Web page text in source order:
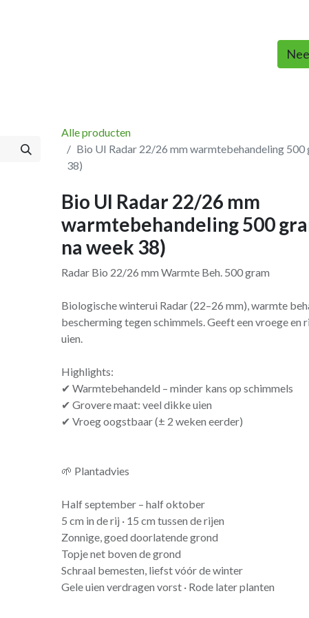
Alle producten
Bio UI Radar 22/26 mm warmtebehandeling 500
38)
Bio UI Radar 22/26 mm
warmtebehandeling 500
na week 38)
Radar Bio 22/26 mm Warmte Beh. 500 gram
Biologische winterui Radar (22–26 mm), warmte
bescherming tegen schimmels. Geeft een vroege
uien.
Highlights:
✔ Warmtebehandeld – minder kans op schimmels
✔ Grovere maat: veel dikke uien
✔ Vroeg oogstbaar (± 2 weken eerder)
🌱 Plantadvies
Half september – half oktober
5 cm in de rij · 15 cm tussen de rijen
Zonnige, goed doorlatende grond
Topje net boven de grond
Schraal bemesten, liefst vóór de winter
Gele uien verdragen vorst · Rode later planten